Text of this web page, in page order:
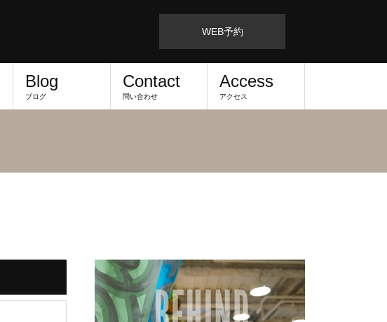
WEB予約
Blog
ブログ
Contact
問い合わせ
Access
アクセス